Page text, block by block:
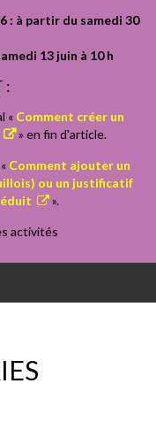
: à partir du samedi 30
13 juin à 10 h
:
« Comment créer un
» en fin d'article.
Comment ajouter un
ou un justificatif
».
activités